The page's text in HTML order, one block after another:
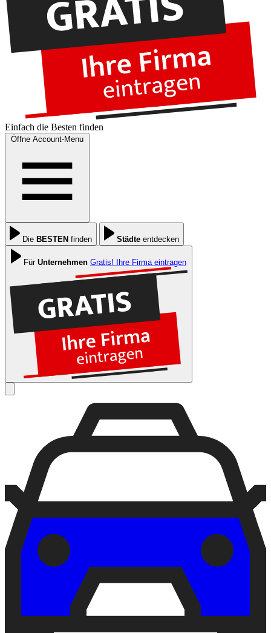
Einfach die Besten finden
Öffne Account-Menu
Die BESTEN finden Städte entdecken
Für Unternehmen Gratis! Ihre Firma eintragen